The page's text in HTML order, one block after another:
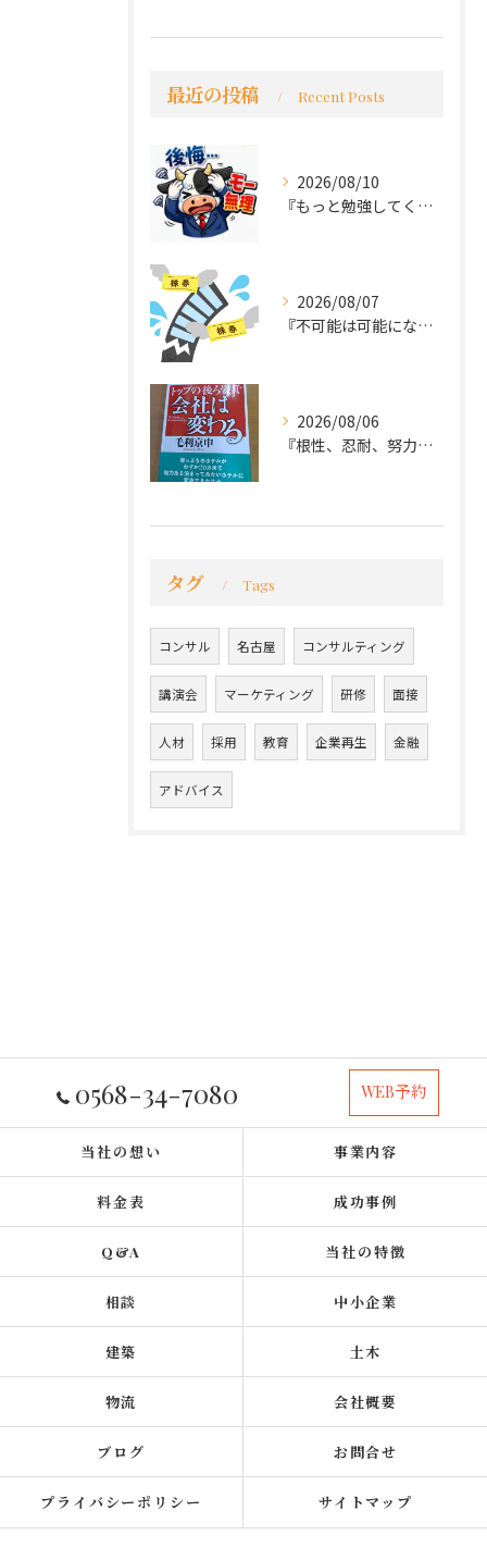
最近の投稿 Recent Posts
2026/08/10
『もっと勉強してくれば良かった～後悔先にたたず』
2026/08/07
『不可能は可能になる』
2026/08/06
『根性、忍耐、努力という言葉は死語なのか』
タグ Tags
コンサル 名古屋 コンサルティング
講演会 マーケティング 研修 面接
人材 採用 教育 企業再生 金融
アドバイス
0568-34-7080 WEB予約
当社の想い 事業内容
料金表 成功事例
Q&A 当社の特徴
相談 中小企業
建築 土木
物流 会社概要
ブログ お問合せ
プライバシーポリシー サイトマップ